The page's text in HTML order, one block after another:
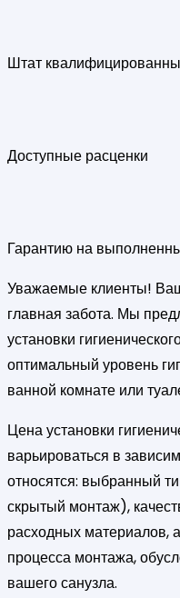
Штат
Доступные расценки
Гарантию на
Уважаемые клиенты!
главная забота. Мы
установки
оптимальный уровень
ванной комнате или
Цена установки
варьироваться в
относятся: выбранный
скрытый монтаж),
расходных материалов,
процесса монтажа,
вашего санузла.